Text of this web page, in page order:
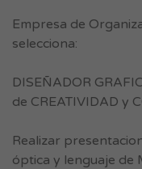
Empresa de
selecciona:
DISEÑADOR
de CREATIVIDAD y
Realizar
óptica y lenguaje de